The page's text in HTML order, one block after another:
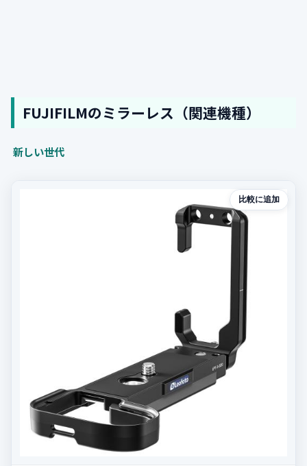
FUJIFILMのミラーレス（関連機種）
新しい世代
比較に追加